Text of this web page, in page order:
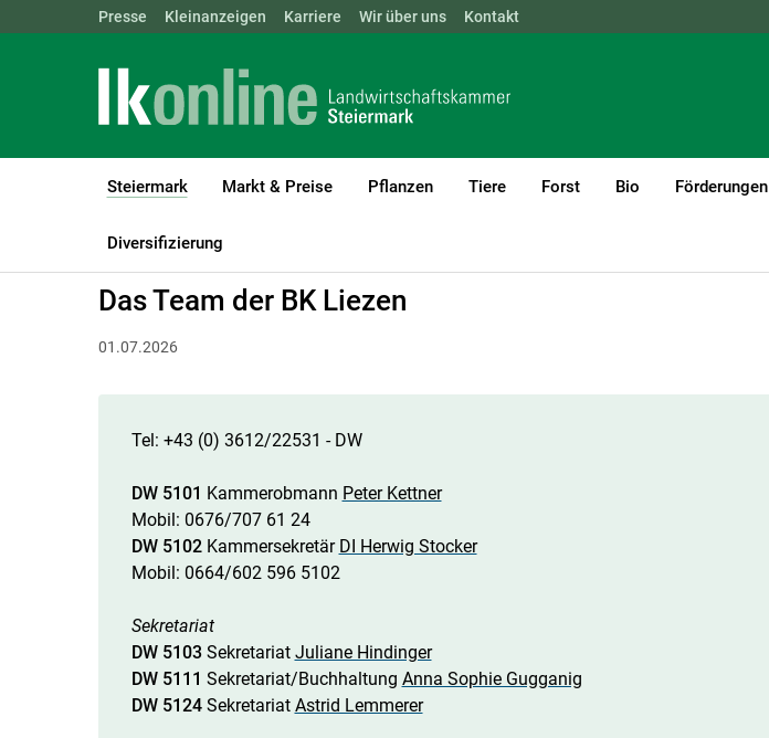
Landwirtschaftskammern: ÖSTERREICH BGLD KTN NÖ
Presse Kleinanzeigen Karriere Wir über uns Kontakt
Steiermark
(current)1
Markt & Preise Pflanzen Tiere Forst Bio Förderungen
Diversifizierung
LK Steiermark Steiermark
Das Team der BK Liezen
01.07.2026
Tel: +43 (0) 3612/22531 - DW
DW 5101 Kammerobmann Peter Kettner
Mobil: 0676/707 61 24
DW 5102 Kammersekretär DI Herwig Stocker
Mobil: 0664/602 596 5102
Sekretariat
DW 5103 Sekretariat Juliane Hindinger
DW 5111 Sekretariat/Buchhaltung Anna Sophie Gugganig
DW 5124 Sekretariat Astrid Lemmerer